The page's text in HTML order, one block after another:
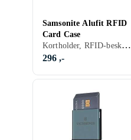
Samsonite Alufit RFID
Card Case
Kortholder, RFID-beskyttelse, Herre
296 ,-